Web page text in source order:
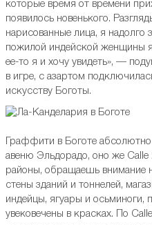
которые время от времени
появилось новенького.
нарисованные лица, я надолго
пожилой индейской женщины
ее-то я и хочу увидеть», —
в игре, с азартом
искусству Боготы.
Граффити в Боготе
авеню Эльдорадо, оно же Calle
районы, обращаешь внимание
стены зданий и тоннелей,
индейцы, ягуары и осьминоги,
увековечены в красках. По